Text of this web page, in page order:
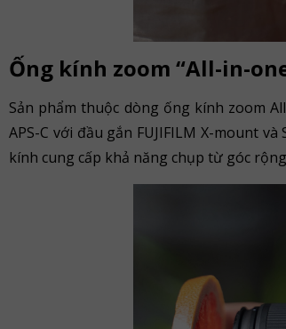
Ống kính zoom “All-in-
Sản phẩm thuộc dòng ống kính zoom
APS-C với đầu gắn FUJIFILM X-mount
kính cung cấp khả năng chụp từ góc